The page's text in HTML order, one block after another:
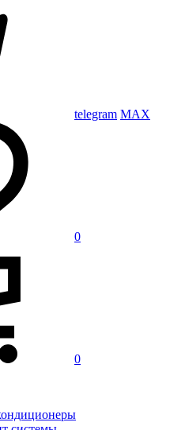
telegram MAX
0
0